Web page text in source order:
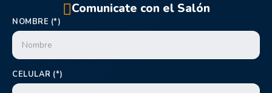
Comunicate con el Salón
NOMBRE (*)
CELULAR (*)